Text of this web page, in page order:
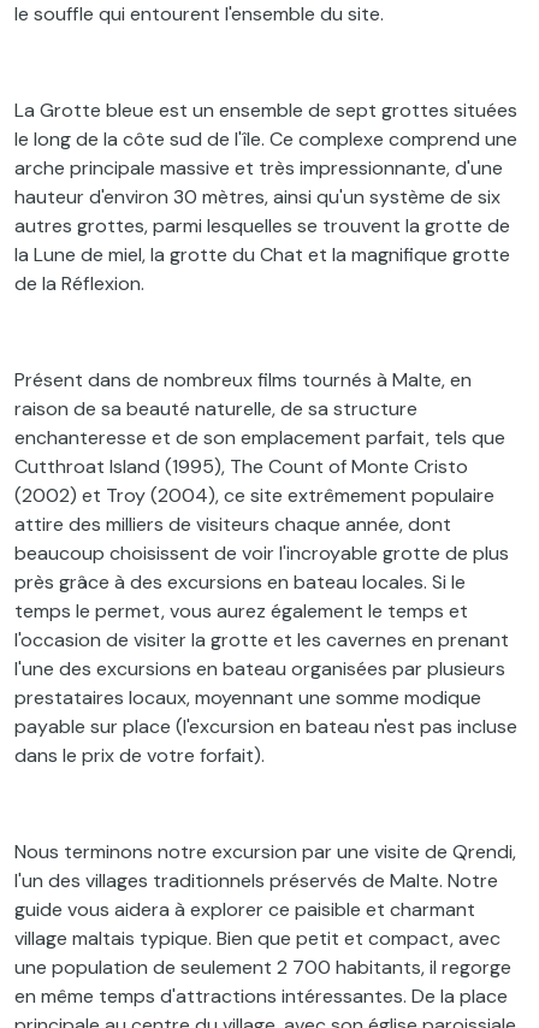
le souffle qui entourent l'ensemble du site.
La Grotte bleue est un ensemble de sept grottes situées
le long de la côte sud de l'île. Ce complexe comprend une
arche principale massive et très impressionnante, d'une
hauteur d'environ 30 mètres, ainsi qu'un système de six
autres grottes, parmi lesquelles se trouvent la grotte de
la Lune de miel, la grotte du Chat et la magnifique grotte
de la Réflexion.
Présent dans de nombreux films tournés à Malte, en
raison de sa beauté naturelle, de sa structure
enchanteresse et de son emplacement parfait, tels que
Cutthroat Island (1995), The Count of Monte Cristo
(2002) et Troy (2004), ce site extrêmement populaire
attire des milliers de visiteurs chaque année, dont
beaucoup choisissent de voir l'incroyable grotte de plus
près grâce à des excursions en bateau locales. Si le
temps le permet, vous aurez également le temps et
l'occasion de visiter la grotte et les cavernes en prenant
l'une des excursions en bateau organisées par plusieurs
prestataires locaux, moyennant une somme modique
payable sur place (l'excursion en bateau n'est pas incluse
dans le prix de votre forfait).
Nous terminons notre excursion par une visite de Qrendi,
l'un des villages traditionnels préservés de Malte. Notre
guide vous aidera à explorer ce paisible et charmant
village maltais typique. Bien que petit et compact, avec
une population de seulement 2 700 habitants, il regorge
en même temps d'attractions intéressantes. De la place